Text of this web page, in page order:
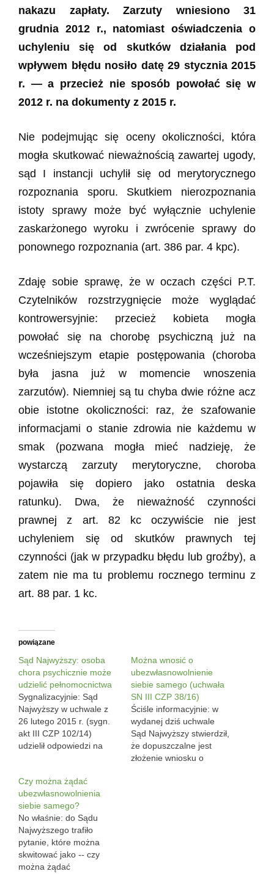
nakazu zapłaty. Zarzuty wniesiono 31
grudnia 2012 r., natomiast oświadczenia o
uchyleniu się od skutków działania pod
wpływem błędu nosiło datę 29 stycznia 2015
r. — a przecież nie sposób powołać się w
2012 r. na dokumenty z 2015 r.
Nie podejmując się oceny okoliczności, która
mogła skutkować nieważnością zawartej ugody,
sąd I instancji uchylił się od merytorycznego
rozpoznania sporu. Skutkiem nierozpoznania
istoty sprawy może być wyłącznie uchylenie
zaskarżonego wyroku i zwrócenie sprawy do
ponownego rozpoznania (art. 386 par. 4 kpc).
Zdaję sobie sprawę, że w oczach części P.T.
Czytelników rozstrzygnięcie może wyglądać
kontrowersyjnie: przecież kobieta mogła
powołać się na chorobę psychiczną już na
wcześniejszym etapie postępowania (choroba
była jasna już w momencie wnoszenia
zarzutów). Niemniej są tu chyba dwie różne acz
obie istotne okoliczności: raz, że szafowanie
informacjami o stanie zdrowia nie każdemu w
smak (pozwana mogła mieć nadzieję, że
wystarczą zarzuty merytoryczne, choroba
pojawiła się dopiero jako ostatnia deska
ratunku). Dwa, że nieważność czynności
prawnej z art. 82 kc oczywiście nie jest
uchyleniem się od skutków prawnych tej
czynności (jak w przypadku błędu lub groźby), a
zatem nie ma tu problemu rocznego terminu z
art. 88 par. 1 kc.
powiązane
Sąd Najwyższy: osoba
chora psychicznie może
udzielić pełnomocnictwa
Sygnalizacyjnie: Sąd
Najwyższy w uchwale z
26 lutego 2015 r. (sygn.
akt III CZP 102/14)
udzielił odpowiedzi na
psychiczna a zdolność
procesowa -- i przyjął, że
osoba z zaburzeniami
psychicznymi, mająca
zdolność procesową,
może udzielić
pełnomocnictwa
procesowego. Uchwała
Można wnosić o
ubezwłasnowolnienie
siebie samego (uchwała
SN III CZP 38/16)
Ściśle informacyjnie: w
wydanej dziś uchwale
Sąd Najwyższy stwierdził,
że dopuszczalne jest
złożenie wniosku o
Czy można żądać
ubezwłasnowolnienia
siebie samego?
No właśnie: do Sądu
Najwyższego trafiło
pytanie, które można
skwitować jako -- czy
można żądać